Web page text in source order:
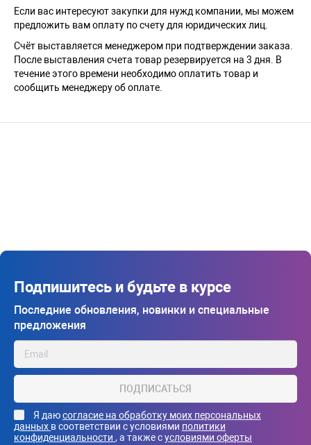
Если вас интересуют закупки для нужд компании, мы можем
предложить вам оплату по счету для юридических лиц.
Счёт выставляется менеджером при подтверждении заказа.
После выставления счета товар резервируется на 3 дня. В
течение этого времени необходимо оплатить товар и
сообщить менеджеру об оплате.
Подпишитесь и будьте в курсе
Последние обновления, новинки и специальные
предложения
ПОДПИСАТЬСЯ
Я даюсогласие на обработку моих персональных
данных в соответствии с условиями политики
конфиденциальности , а также сусловиями оферты